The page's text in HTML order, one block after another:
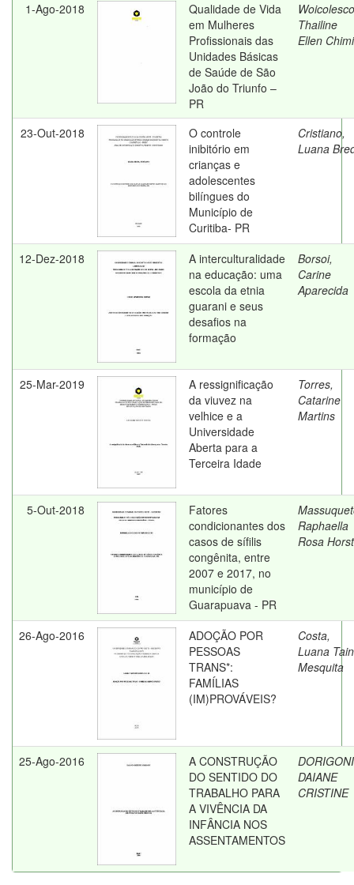
1-Ago-2018
Qualidade de Vida
em Mulheres
Profissionais das
Unidades Básicas
de Saúde de São
João do Triunfo –
PR
Thailine
Ellen
23-Out-2018
O controle
inibitório em
crianças e
adolescentes
bilíngues do
Município de
Curitiba- PR
Cristiano,
Luana
12-Dez-2018
A interculturalidade
na educação: uma
escola da etnia
guarani e seus
desafios na
formação
Borsoi,
Carine
Aparecida
25-Mar-2019
A ressignificação
da viuvez na
velhice e a
Universidade
Aberta para a
Terceira Idade
Torres,
Catarine
Martins
5-Out-2018
Fatores
condicionantes dos
casos de sífilis
congênita, entre
2007 e 2017, no
município de
Guarapuava - PR
Raphaella
Rosa Horst
26-Ago-2016
ADOÇÃO POR
PESSOAS
TRANS*:
FAMÍLIAS
(IM)PROVÁVEIS?
Costa,
Luana
Mesquita
25-Ago-2016
A CONSTRUÇÃO
DO SENTIDO DO
TRABALHO PARA
A VIVÊNCIA DA
INFÂNCIA NOS
ASSENTAMENTOS
DAIANE
CRISTINE